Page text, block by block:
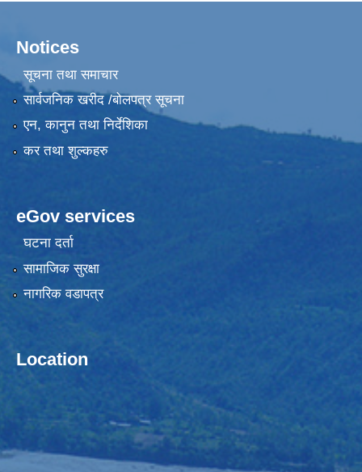
Notices
सूचना तथा समाचार
सार्वजनिक खरीद /बोलपत्र सूचना
एन, कानुन तथा निर्देशिका
कर तथा शुल्कहरु
eGov services
घटना दर्ता
सामाजिक सुरक्षा
नागरिक वडापत्र
Location